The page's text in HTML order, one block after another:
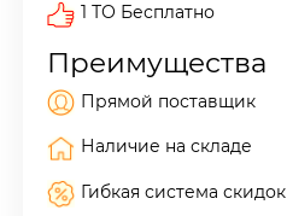
1 ТО Бесплатно
Преимущества
Прямой поставщик
Наличие на складе
Гибкая система скидок